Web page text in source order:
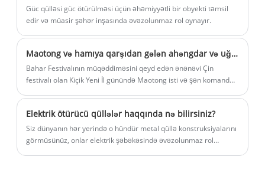
Güc qülləsi güc ötürülməsi üçün əhəmiyyətli bir obyekti təmsil
edir və müasir şəhər inşasında əvəzolunmaz rol oynayır.
Maotong və hamıya qarşıdan gələn ahəngdar və uğurlu bir il arzulayıram
Bahar Festivalının müqəddiməsini qeyd edən ənənəvi Çin
festivalı olan Kiçik Yeni İl günündə Maotong isti və şən komanda
birliyini gücləndirmək üçün toplaşdılar.
Elektrik ötürücü qüllələr haqqında nə bilirsiniz?
Siz dünyanın hər yerində o hündür metal qüllə konstruksiyalarını
görmüsünüz, onlar elektrik şəbəkəsində əvəzolunmaz rol